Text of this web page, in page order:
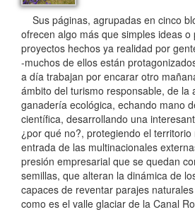
Sus páginas, agrupadas en cinco
ofrecen algo más que simples ideas
proyectos hechos ya realidad por
-muchos de ellos están
a día trabajan por encarar otro
ámbito del turismo responsable, de la
ganadería ecológica, echando mano
científica, desarrollando una
¿por qué no?, protegiendo el
entrada de las multinacionales
presión empresarial que se quedan
semillas, que alteran la dinámica de
capaces de reventar parajes
como es el valle glaciar de la Canal